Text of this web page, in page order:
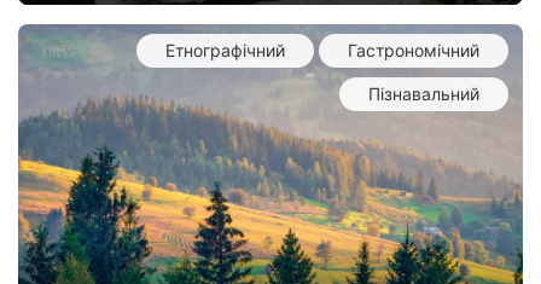
new Етнографічний Гастрономічний
Пізнавальний